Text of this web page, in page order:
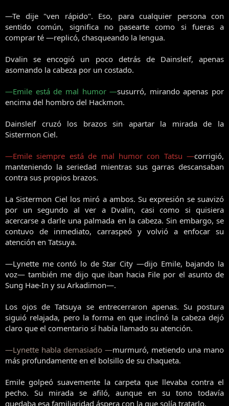
—Te dije "ven rápido". Eso, para cualquier persona con
sentido común, significa no pasearte como si fueras a
comprar té —replicó, chasqueando la lengua.
Dvalin se encogió un poco detrás de Dainsleif, apenas
asomando la cabeza por un costado.
—Emile está de mal humor —susurró, mirando apenas por
encima del hombro del Hackmon.
Dainsleif cruzó los brazos sin apartar la mirada de la
Sistermon Ciel.
—Emile siempre está de mal humor con Tatsu —corrigió,
manteniendo la seriedad mientras sus garras descansaban
contra sus propios brazos.
La Sistermon Ciel los miró a ambos. Su expresión se suavizó
por un segundo al ver a Dvalin, casi como si quisiera
acercarse a darle una palmada en la cabeza. Sin embargo, se
contuvo de inmediato, carraspeó y volvió a enfocar su
atención en Tatsuya.
—Lynette me contó lo de Star City —dijo Emile, bajando la
voz— también me dijo que iban hacia File por el asunto de
Sung Hae-In y su Arkadimon—.
Los ojos de Tatsuya se entrecerraron apenas. Su postura
siguió relajada, pero la forma en que inclinó la cabeza dejó
claro que el comentario sí había llamado su atención.
—Lynette habla demasiado —murmuró, metiendo una mano
más profundamente en el bolsillo de su chaqueta.
Emile golpeó suavemente la carpeta que llevaba contra el
pecho. Su mirada se afiló, aunque en su tono todavía
quedaba esa familiaridad áspera con la que solía tratarlo.